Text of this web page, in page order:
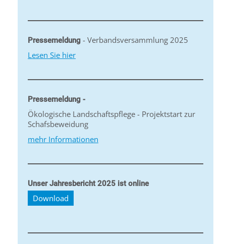
Pressemeldung - Verbandsversammlung 2025
Lesen Sie hier
Pressemeldung -
Ökologische Landschaftspflege - Projektstart zur
Schafsbeweidung
mehr Informationen
Unser Jahresbericht 2025 ist online
Download